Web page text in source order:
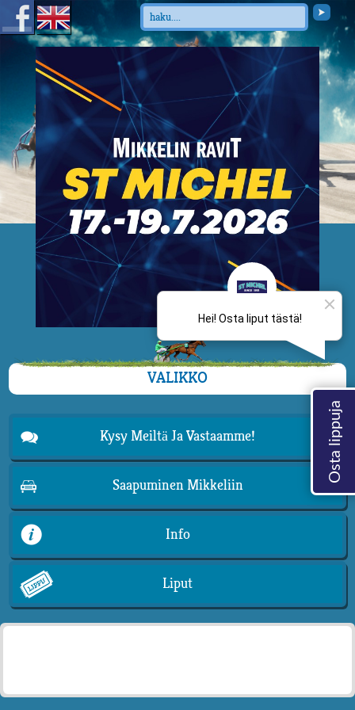
VALIKKO
Kysy Meiltä Ja Vastaamme!
Saapuminen Mikkeliin
Info
Liput